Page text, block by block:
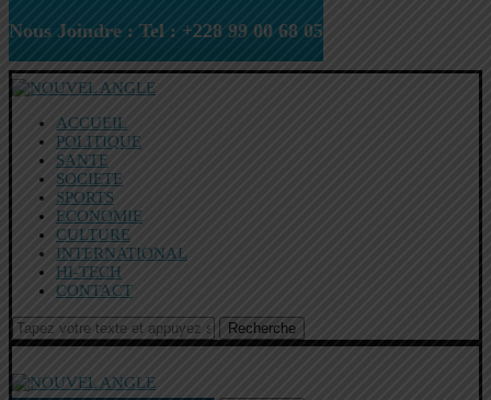
Nous Joindre : Tel : +228 99 00 68 05
ACCUEIL
POLITIQUE
SANTE
SOCIETE
SPORTS
ECONOMIE
CULTURE
INTERNATIONAL
HI-TECH
CONTACT
Recherche